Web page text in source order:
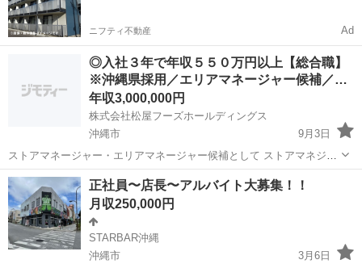
ニフティ不動産 Ad
◎入社３年で年収５５０万円以上【総合職】
※沖縄県採用／エリアマネージャー候補／…
年収3,000,000円
株式会社松屋フーズホールディングス
沖縄市
9月3日
ストアマネージャー・エリアマネージャー候補として ストアマネジメ
ント及び店舗業務をご担当いただきます。 【具体的には…】 ・接客
・調理 ・従業員管理 ・店舗運営 基本となる接客・調理はもちろんの
こと、...
沖縄 沖縄市 飲食 業務
正社員〜店長〜アルバイト大募集！！
月収250,000円
STARBAR沖縄
沖縄市
3月6日